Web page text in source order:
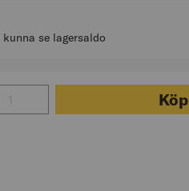
se lagersaldo
för TRÄSKRUV TFT C4 JETTINGKöp